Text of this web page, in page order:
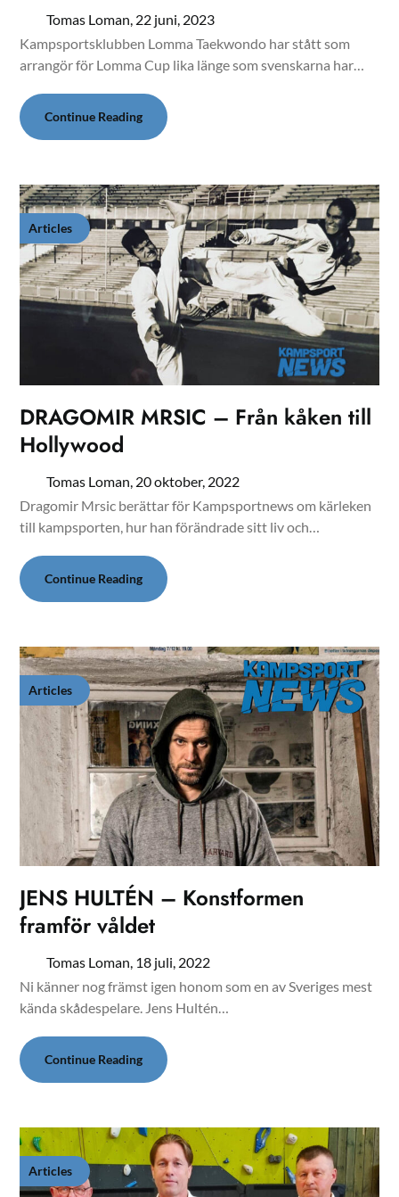
Tomas Loman, 22 juni, 2023
Kampsportsklubben Lomma Taekwondo har stått som
arrangör för Lomma Cup lika länge som svenskarna har…
Continue Reading
Articles
DRAGOMIR MRSIC – Från kåken till
Hollywood
Tomas Loman, 20 oktober, 2022
Dragomir Mrsic berättar för Kampsportnews om kärleken
till kampsporten, hur han förändrade sitt liv och…
Continue Reading
Articles
JENS HULTÉN – Konstformen
framför våldet
Tomas Loman, 18 juli, 2022
Ni känner nog främst igen honom som en av Sveriges mest
kända skådespelare. Jens Hultén…
Continue Reading
Articles